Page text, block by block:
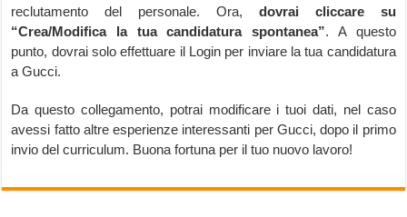
reclutamento del personale. Ora, dovrai cliccare su
“Crea/Modifica la tua candidatura spontanea”. A questo
punto, dovrai solo effettuare il Login per inviare la tua candidatura
a Gucci.
Da questo collegamento, potrai modificare i tuoi dati, nel caso
avessi fatto altre esperienze interessanti per Gucci, dopo il primo
invio del curriculum. Buona fortuna per il tuo nuovo lavoro!